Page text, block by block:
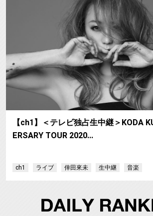
【ch1】＜テレビ独占生中継＞KODA
ERSARY TOUR 2020…
ch1 ライブ 倖田來未 生中継 音楽